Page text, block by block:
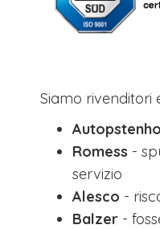
Siamo rivenditori
Romess -
servizio
Alesco -
Balzer -